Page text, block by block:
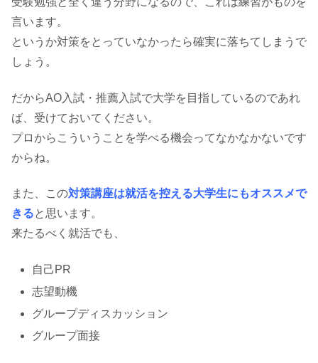
言います。
というか対策をとっていなかったら確実に落ちてしまうで
しょう。
だからAO入試・推薦入試で大学を目指しているのであれ
ば、受けておいてください。
プロからこういうことを学べる機会ってなかなかないです
からね。
また、この対策講座は就活を控える大学生にもオススメで
きると思います。
来たるべく就活でも、
自己PR
志望動機
グループディスカッション
グループ面接